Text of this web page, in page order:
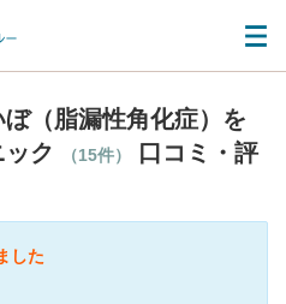
（脂漏性角化症）を
ク
（15件）
口コミ・評
した